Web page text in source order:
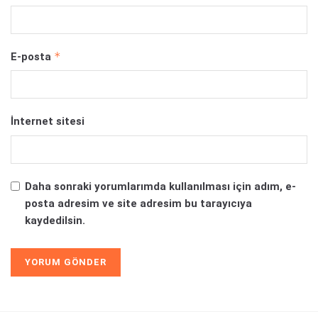
E-posta *
İnternet sitesi
Daha sonraki yorumlarımda kullanılması için adım, e-
posta adresim ve site adresim bu tarayıcıya
kaydedilsin.